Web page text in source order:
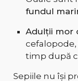
fundul
Adulții mor
cefalopode,
timp după
Sepiile nu își